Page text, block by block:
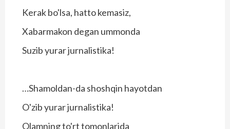
Kerak bo'lsa, hatto kemasiz,
Xabarmakon degan ummonda
Suzib yurar jurnalistika!
…Shamoldan-da shoshqin hayotdan
O'zib yurar jurnalistika!
Olamning to'rt tomonlarida